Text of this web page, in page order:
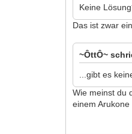
Keine
Das ist zwar
~ÔttÔ~
...gibt es
Wie meinst du
einem